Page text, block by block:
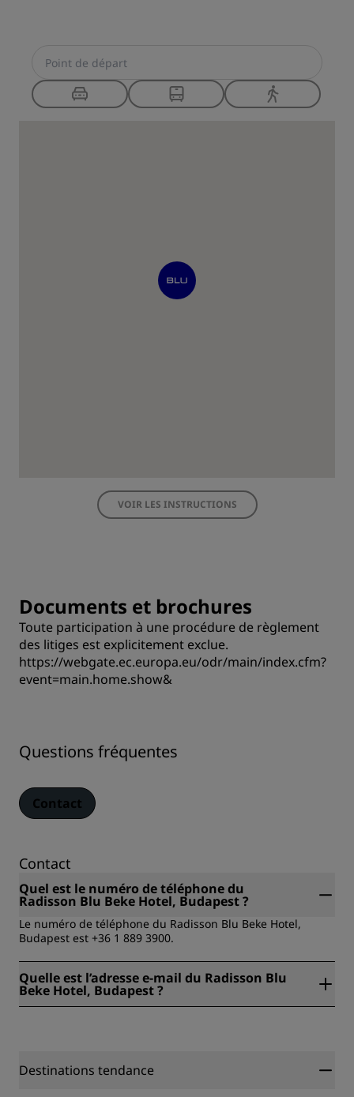
VOIR LES INSTRUCTIONS
Documents et brochures
Toute participation à une procédure de règlement
des litiges est explicitement exclue.
https://webgate.ec.europa.eu/odr/main/index.cfm?
event=main.home.show&
Questions fréquentes
Contact
Contact
Quel est le numéro de téléphone du
Radisson Blu Beke Hotel, Budapest ?
Le numéro de téléphone du Radisson Blu Beke Hotel,
Budapest est +36 1 889 3900.
Quelle est l’adresse e-mail du Radisson Blu
Beke Hotel, Budapest ?
Destinations tendance